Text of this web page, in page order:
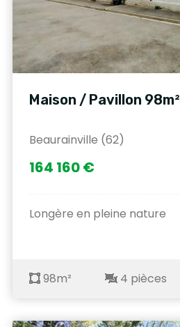
Maison / Pavillon 98m²
Beaurainville (62)
164 160 €
Longère en pleine nature
98m² 4 pièces